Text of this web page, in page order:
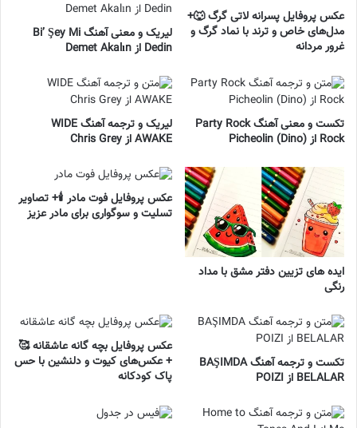
عکس پروفایل پسرانه لاتی گرگ 🐺+
مدل‌های خاص و ترند با نماد گرگ و
غرور مردانه
لیریک و معنی آهنگ Bi’ Şey Mi
Dedin از Demet Akalın
تکست و معنی آهنگ Party Rock
Rock از Picheolin (Dino)
لیریک و ترجمه آهنگ WIDE
AWAKE از Chris Grey
ایده های تزیین دفتر مشق با مداد
رنگی
عکس پروفایل فوت مادر 🕯️+ تصاویر
تسلیت و سوگواری برای مادر عزیز
تکست و ترجمه آهنگ BAŞIMDA
BELALAR از POIZI
عکس پروفایل بچه گانه عاشقانه 🥰
+ عکس‌های کیوت و دلنشین با حس
پاک کودکانه